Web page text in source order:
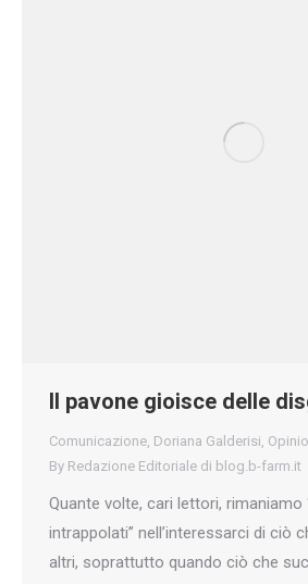
Il pavone gioisce delle
Comunicazione, Doriana Galderisi,
By Redazione Editoriale di blog.b-farm.it
Quante volte, cari lettori, rimaniamo
intrappolati” nell’interessarci di ciò
altri, soprattutto quando ciò che